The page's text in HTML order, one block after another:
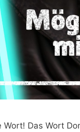
Wort! Das Wort